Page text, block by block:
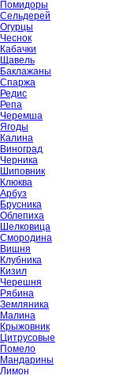
Помидоры
Сельдерей
Огурцы
Чеснок
Кабачки
Щавель
Баклажаны
Спаржа
Редис
Репа
Черемша
Ягоды
Калина
Виноград
Черника
Шиповник
Клюква
Арбуз
Брусника
Облепиха
Шелковица
Смородина
Вишня
Клубника
Кизил
Черешня
Рябина
Земляника
Малина
Крыжовник
Цитрусовые
Помело
Мандарины
Лимон